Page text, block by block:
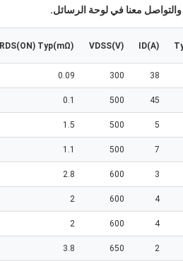
والتواصل معنا في لوحة الرسائل.
ID(A)
VDSS(V)
RDS(ON) Typ(mΩ)
38
300
0.09
45
500
0.1
5
500
1.5
7
500
1.1
3
600
2.8
4
600
2
4
600
2
2
650
3.8